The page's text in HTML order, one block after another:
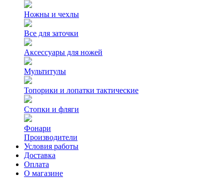
Ножны и чехлы
Все для заточки
Аксессуары для ножей
Мультитулы
Топорики и лопатки тактические
Стопки и фляги
Фонари
Производители
Условия работы
Доставка
Оплата
О магазине